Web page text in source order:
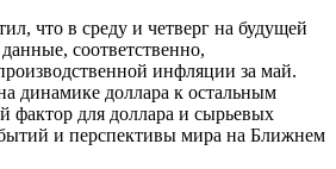
что в среду и четверг на будущей
соответственно,
инфляции за май.
динамике доллара к остальным
фактор для доллара и сырьевых
и перспективы мира на Ближнем